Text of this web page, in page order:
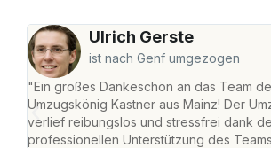
Ulrich Gerste
ist nach Genf umgezogen
"Ein großes Dankeschön an das Team
Umzugskönig Kastner aus Mainz! Der
verlief reibungslos und stressfrei dank
professionellen Unterstützung des